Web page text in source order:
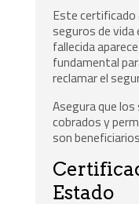
Este
seguros de vida
fallecida
fundamental
reclamar el
Asegura que
cobrados y
son
Estado